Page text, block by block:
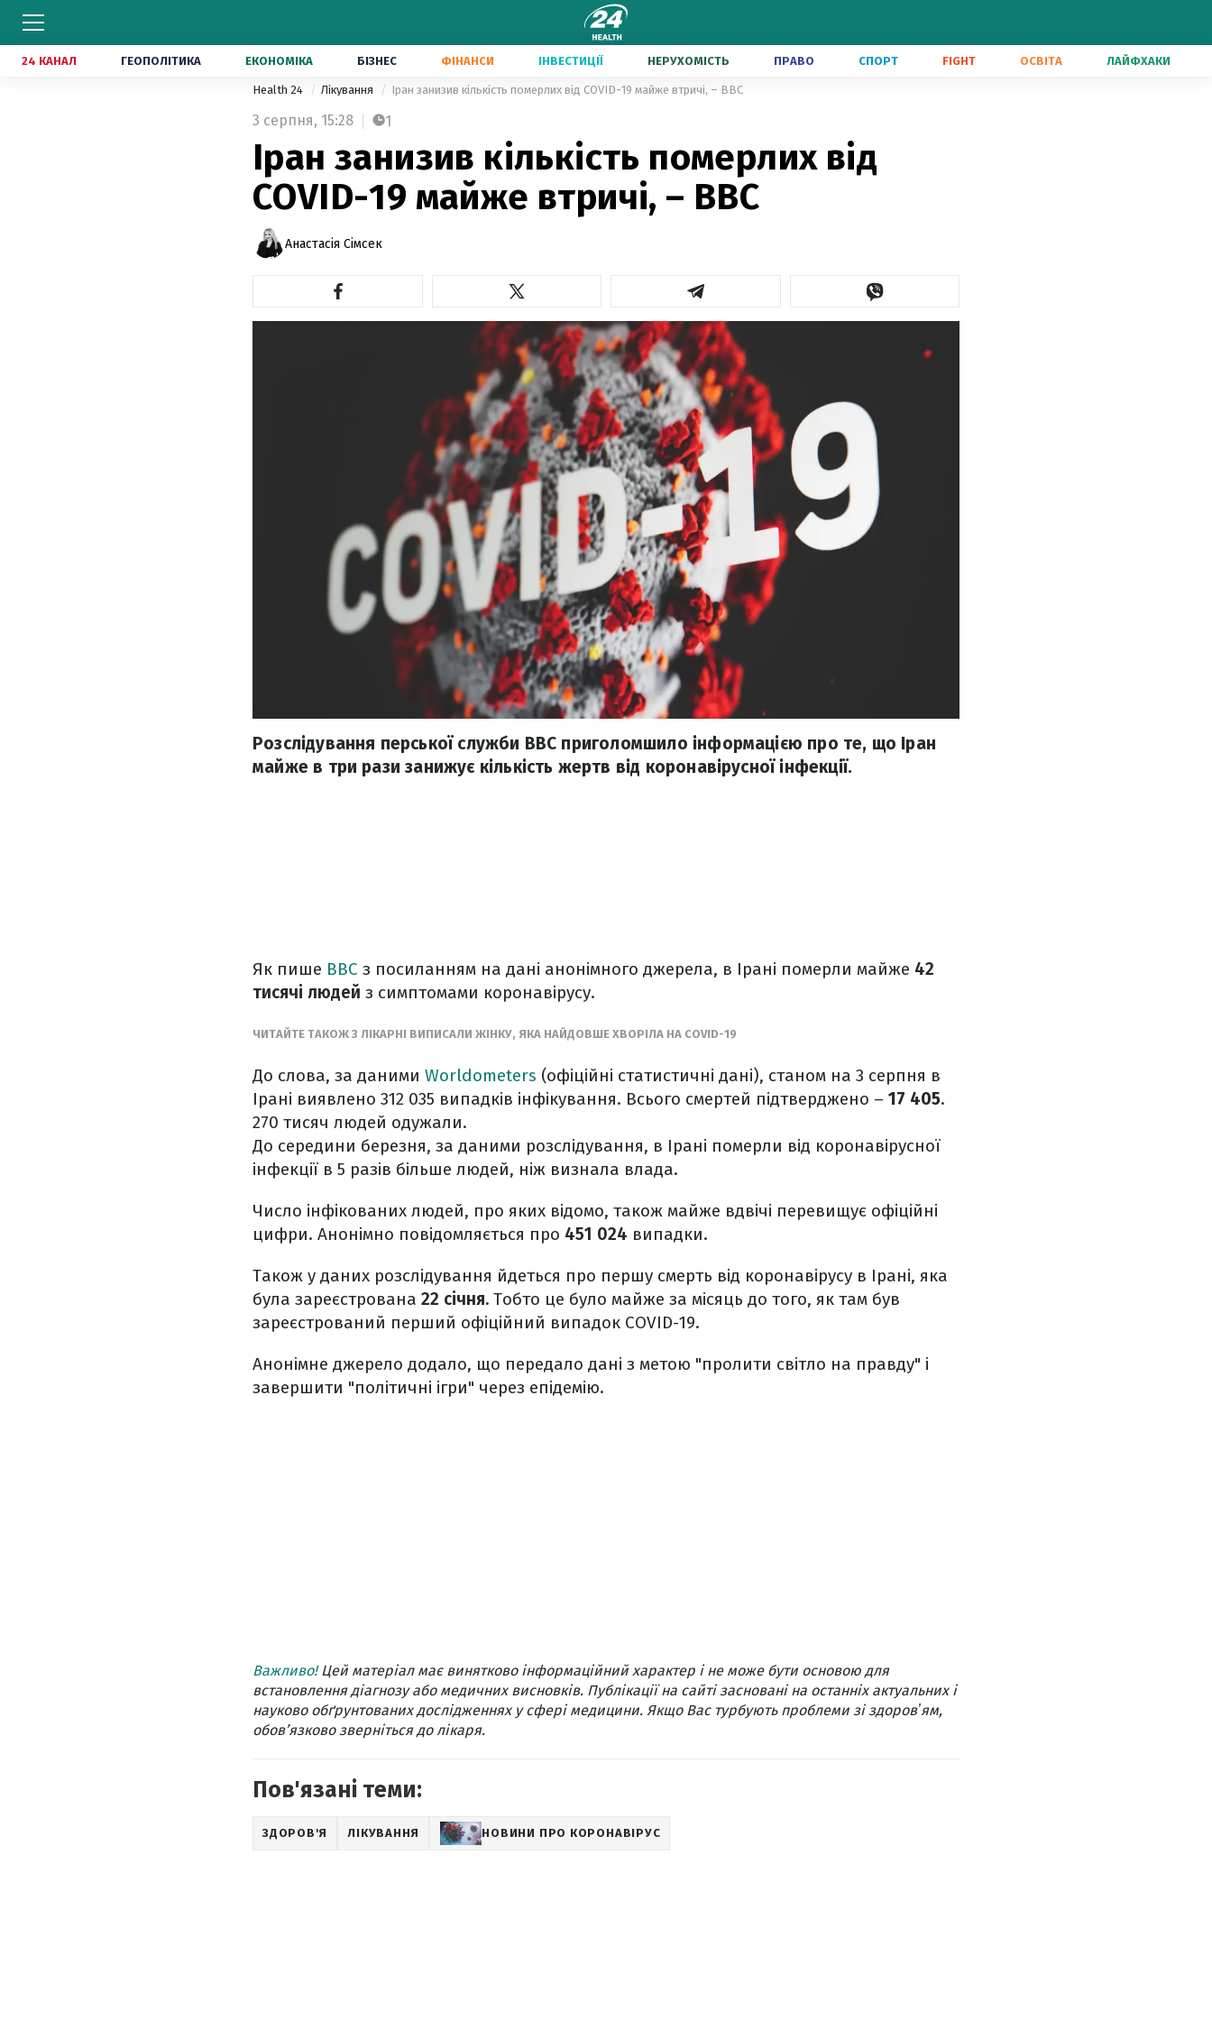
24 КАНАЛ ГЕОПОЛІТИКА ЕКОНОМІКА БІЗНЕС ФІНАНСИ ІНВЕСТИЦІЇ НЕРУХОМІСТЬ ПРАВО СПОРТ FIGHT ОСВІТА ЛАЙФХАКИ
Health 24 Лікування Іран занизив кількість померлих від COVID-19 майже втричі, – BBC
3 серпня, 15:28 1
Іран занизив кількість померлих від
COVID-19 майже втричі, – BBC
Анастасія Сімсек
Розслідування перської служби ВВС приголомшило інформацією про те, що Іран
майже в три рази занижує кількість жертв від коронавірусної інфекції.
Як пише BBC з посиланням на дані анонімного джерела, в Ірані померли майже 42
тисячі людей з симптомами коронавірусу.
ЧИТАЙТЕ ТАКОЖ З ЛІКАРНІ ВИПИСАЛИ ЖІНКУ, ЯКА НАЙДОВШЕ ХВОРІЛА НА COVID-19
До слова, за даними Worldometers (офіційні статистичні дані), станом на 3 серпня в
Ірані виявлено 312 035 випадків інфікування. Всього смертей підтверджено – 17 405.
270 тисяч людей одужали.
До середини березня, за даними розслідування, в Ірані померли від коронавірусної
інфекції в 5 разів більше людей, ніж визнала влада.
Число інфікованих людей, про яких відомо, також майже вдвічі перевищує офіційні
цифри. Анонімно повідомляється про 451 024 випадки.
Також у даних розслідування йдеться про першу смерть від коронавірусу в Ірані, яка
була зареєстрована 22 січня. Тобто це було майже за місяць до того, як там був
зареєстрований перший офіційний випадок COVID-19.
Анонімне джерело додало, що передало дані з метою "пролити світло на правду" і
завершити "політичні ігри" через епідемію.
Важливо!Цей матеріал має винятково інформаційний характер і не може бути основою для
встановлення діагнозу або медичних висновків. Публікації на сайті засновані на останніх актуальних і
науково обґрунтованих дослідженнях у сфері медицини. Якщо Вас турбують проблеми зі здоровʼям,
обов’язково зверніться до лікаря.
Пов'язані теми:
ЗДОРОВ'Я ЛІКУВАННЯ НОВИНИ ПРО КОРОНАВІРУС